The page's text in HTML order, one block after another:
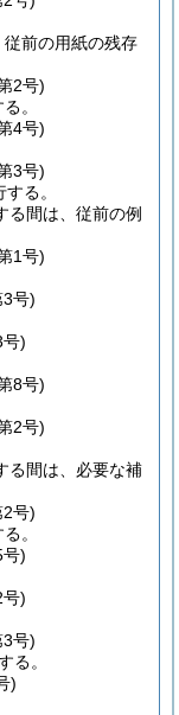
前の用紙の残存
2号)
。
4号)
3号)
る。
る間は、従前の例
1号)
号)
)
8号)
2号)
る間は、必要な補
号)
。
)
)
号)
る。
)